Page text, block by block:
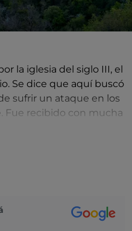
la iglesia del siglo III, el
Se dice que aquí buscó
sufrir un ataque en los
Fue recibido con mucha